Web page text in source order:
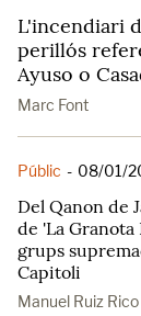
L'incendiari
perillós
Ayuso o
Marc Font
Públic - 08/01/
Del Qanon de
de 'La Granota
grups
Capitoli
Manuel Ruiz Rico